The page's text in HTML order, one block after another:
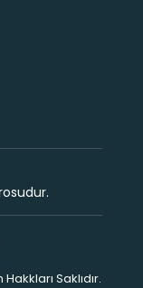
Saklıdır.